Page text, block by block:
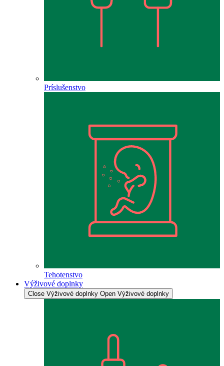
Príslušenstvo
Tehotenstvo
Výživové doplnky
Close Výživové doplnky Open Výživové doplnky